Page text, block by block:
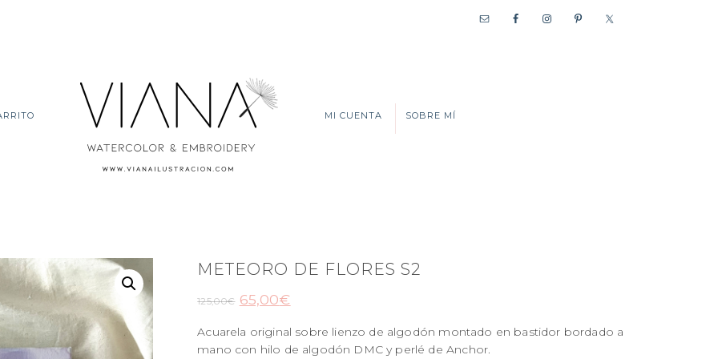
MI CUENTA SOBRE MÍ
METEORO DE FLORES S2
125,00€ 65,00€
Acuarela original sobre lienzo de algodón montado en bastidor bordado a
mano con hilo de algodón DMC y perlé de Anchor.